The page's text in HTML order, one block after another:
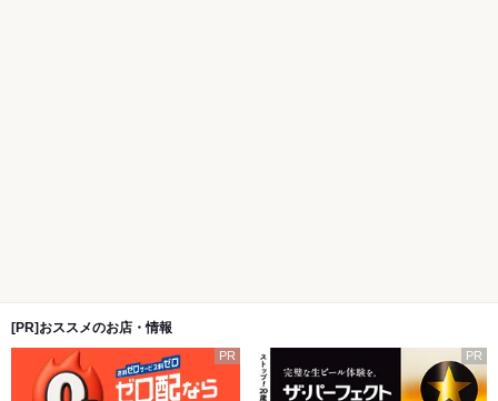
[PR]おススメのお店・情報
PR PR